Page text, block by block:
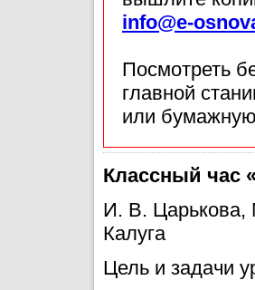
info@e-
Посмотреть
главной
или
Классный час
И. В. Царькова,
Калуга
Цель и задачи